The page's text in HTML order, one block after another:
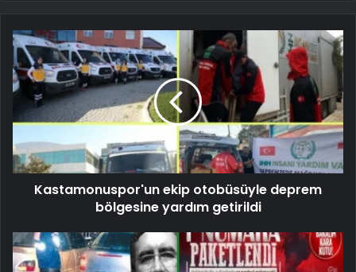
Kastamonuspor'un ekip otobüsüyle deprem
bölgesine yardım getirildi